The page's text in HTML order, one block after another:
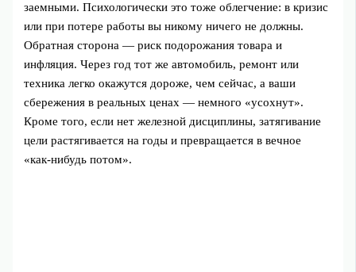
заемными. Психологически это тоже облегчение: в кризис
или при потере работы вы никому ничего не должны.
Обратная сторона — риск подорожания товара и
инфляция. Через год тот же автомобиль, ремонт или
техника легко окажутся дороже, чем сейчас, а ваши
сбережения в реальных ценах — немного «усохнут».
Кроме того, если нет железной дисциплины, затягивание
цели растягивается на годы и превращается в вечное
«как‑нибудь потом».